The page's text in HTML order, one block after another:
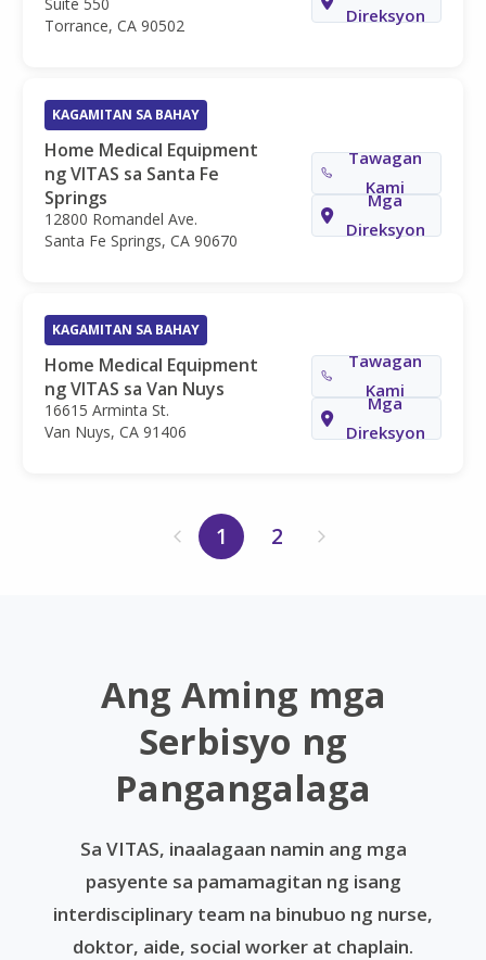
Torrance, CA 90502
Direksyon
KAGAMITAN SA BAHAY
Home Medical Equipment
ng VITAS sa Santa Fe
Springs
12800 Romandel Ave.
Santa Fe Springs, CA 90670
Tawagan
Kami
Mga
Direksyon
KAGAMITAN SA BAHAY
Home Medical Equipment
ng VITAS sa Van Nuys
16615 Arminta St.
Van Nuys, CA 91406
Tawagan
Kami
Mga
Direksyon
1 2
Ang Aming mga
Serbisyo ng
Pangangalaga
Sa VITAS, inaalagaan namin ang mga
pasyente sa pamamagitan ng isang
interdisciplinary team na binubuo ng nurse,
doktor, aide, social worker at chaplain.